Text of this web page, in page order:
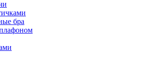
бра